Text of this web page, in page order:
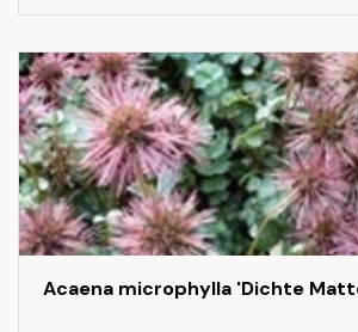
Acaena microphylla 'Dichte